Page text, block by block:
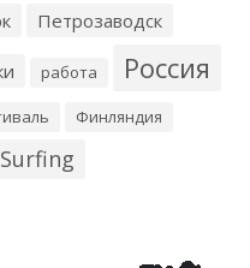
Петрозаводск
работа Россия
Финляндия